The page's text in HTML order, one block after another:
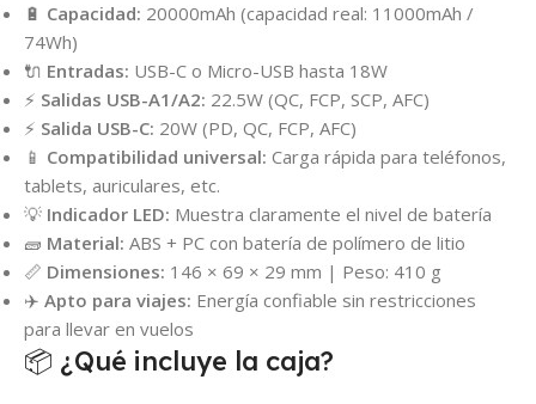
🔋 Capacidad: 20000mAh (capacidad real: 11000mAh /
74Wh)
🔌 Entradas: USB-C o Micro-USB hasta 18W
⚡ Salidas USB-A1/A2: 22.5W (QC, FCP, SCP, AFC)
⚡ Salida USB-C: 20W (PD, QC, FCP, AFC)
📱 Compatibilidad universal: Carga rápida para teléfonos,
tablets, auriculares, etc.
💡 Indicador LED: Muestra claramente el nivel de batería
🧱 Material: ABS + PC con batería de polímero de litio
📏 Dimensiones: 146 × 69 × 29 mm | Peso: 410 g
✈️ Apto para viajes: Energía confiable sin restricciones
para llevar en vuelos
📦 ¿Qué incluye la caja?